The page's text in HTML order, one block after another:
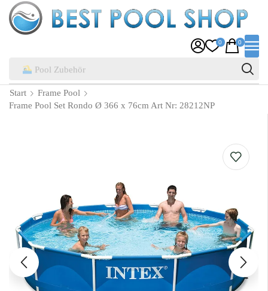
Pool Zubehör
0 0
Start
Frame Pool
Frame Pool Set Rondo Ø 366 x 76cm Art Nr: 28212NP